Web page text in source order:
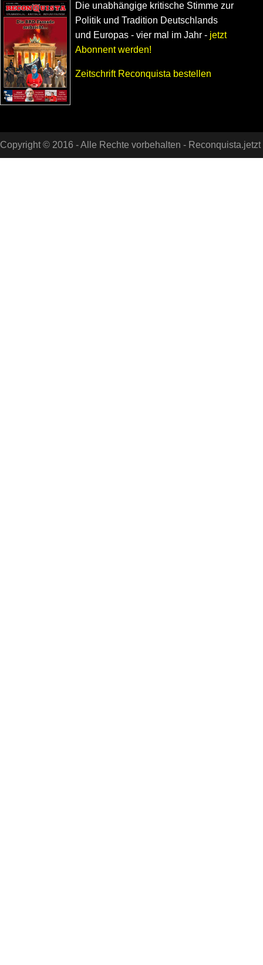
Die unabhängige kritische Stimme zur
Politik und Tradition Deutschlands
und Europas - vier mal im Jahr - jetzt
Abonnent werden!
Zeitschrift Reconquista bestellen
Copyright © 2016 - Alle Rechte vorbehalten - Reconquista.jetzt